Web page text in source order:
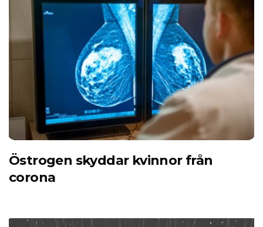
Östrogen skyddar kvinnor från
corona